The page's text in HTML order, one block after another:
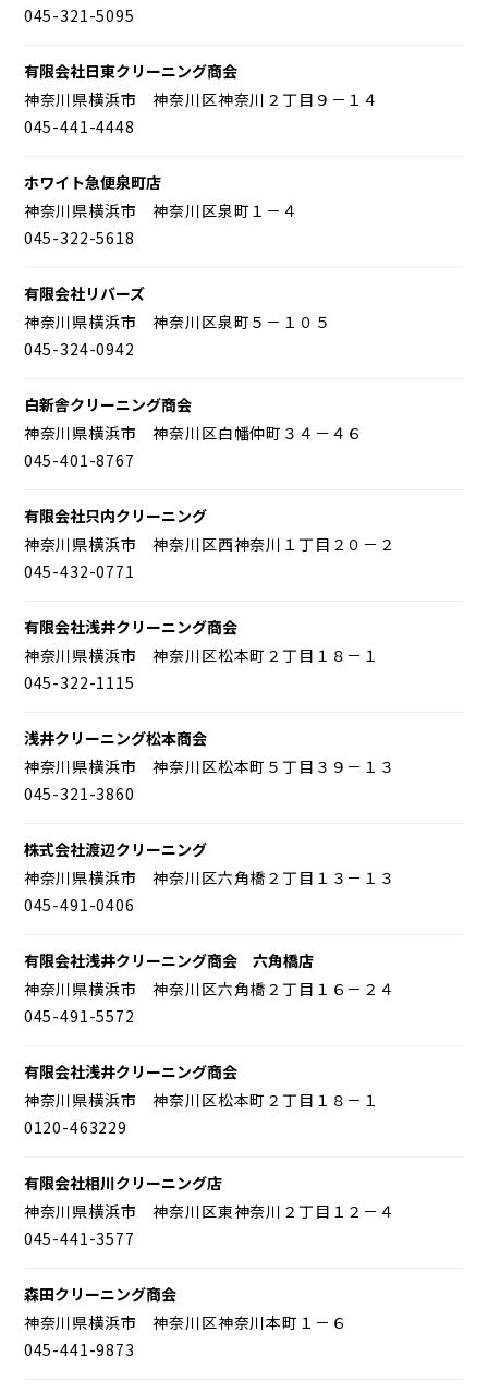
045-321-5095
有限会社日東クリーニング商会
神奈川県横浜市 神奈川区神奈川２丁目９－１４
045-441-4448
ホワイト急便泉町店
神奈川県横浜市 神奈川区泉町１－４
045-322-5618
有限会社リバーズ
神奈川県横浜市 神奈川区泉町５－１０５
045-324-0942
白新舎クリーニング商会
神奈川県横浜市 神奈川区白幡仲町３４－４６
045-401-8767
有限会社只内クリーニング
神奈川県横浜市 神奈川区西神奈川１丁目２０－２
045-432-0771
有限会社浅井クリーニング商会
神奈川県横浜市 神奈川区松本町２丁目１８－１
045-322-1115
浅井クリーニング松本商会
神奈川県横浜市 神奈川区松本町５丁目３９－１３
045-321-3860
株式会社渡辺クリーニング
神奈川県横浜市 神奈川区六角橋２丁目１３－１３
045-491-0406
有限会社浅井クリーニング商会 六角橋店
神奈川県横浜市 神奈川区六角橋２丁目１６－２４
045-491-5572
有限会社浅井クリーニング商会
神奈川県横浜市 神奈川区松本町２丁目１８－１
0120-463229
有限会社相川クリーニング店
神奈川県横浜市 神奈川区東神奈川２丁目１２－４
045-441-3577
森田クリーニング商会
神奈川県横浜市 神奈川区神奈川本町１－６
045-441-9873